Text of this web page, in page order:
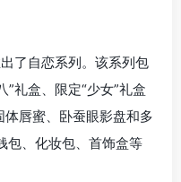
了自恋系列。该系列包
礼盒、限定“少女”礼盒
体唇蜜、卧蚕眼影盘和多
包、化妆包、首饰盒等